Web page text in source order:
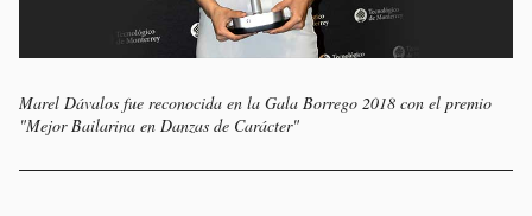
Marel Dávalos fue reconocida en la Gala Borrego 2018 con el premio
"Mejor Bailarina en Danzas de Carácter"